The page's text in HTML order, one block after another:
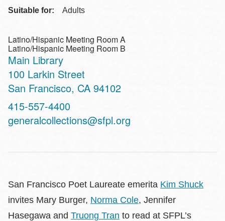
Suitable for: Adults
Latino/Hispanic Meeting Room A
Latino/Hispanic Meeting Room B
Main Library
Address
100 Larkin Street
San Francisco, CA 94102
Contact
Telephone
415-557-4400
generalcollections@sfpl.org
San Francisco Poet Laureate emerita Kim Shuck
invites Mary Burger, Norma Cole, Jennifer
Hasegawa and Truong Tran to read at SFPL’s